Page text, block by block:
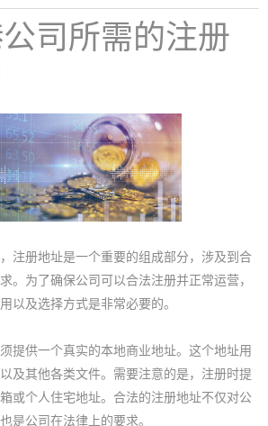
司所需的注册
注册地址是一个重要的组成部分，涉及到合
。为了确保公司可以合法注册并正常运营，
以及选择方式是非常必要的。
提供一个真实的本地商业地址。这个地址用
及其他各类文件。需要注意的是，注册时提
或个人住宅地址。合法的注册地址不仅对公
是公司在法律上的要求。